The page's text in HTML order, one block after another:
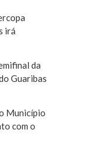
irá
da
Guaribas
Município
com o